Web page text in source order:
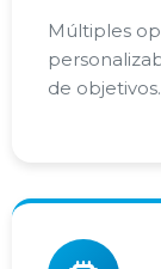
Múltiples
de objetivos.